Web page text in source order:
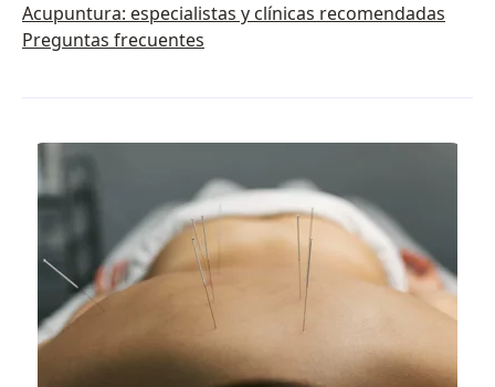
Acupuntura: especialistas y clínicas recomendadas
Preguntas frecuentes